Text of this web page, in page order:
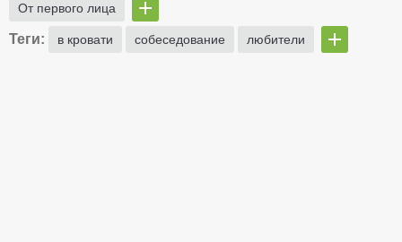
От первого лица
Теги: в кровати собеседование любители